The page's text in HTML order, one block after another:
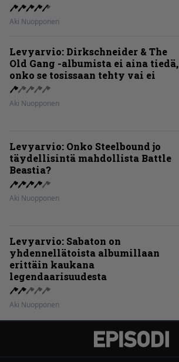
Aki Nuopponen
Levyarvio: Dirkschneider & The
Old Gang -albumista ei aina tiedä,
onko se tosissaan tehty vai ei
Aki Nuopponen
Levyarvio: Onko Steelbound jo
täydellisintä mahdollista Battle
Beastia?
Aki Nuopponen
Levyarvio: Sabaton on
yhdennellätoista albumillaan
erittäin kaukana
legendaarisuudesta
Aki Nuopponen